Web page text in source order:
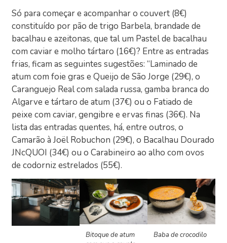
Só para começar e acompanhar o couvert (8€)
constituído por pão de trigo Barbela, brandade de
bacalhau e azeitonas, que tal um Pastel de bacalhau
com caviar e molho tártaro (16€)? Entre as entradas
frias, ficam as seguintes sugestões: “Laminado de
atum com foie gras e Queijo de São Jorge (29€), o
Caranguejo Real com salada russa, gamba branca do
Algarve e tártaro de atum (37€) ou o Fatiado de
peixe com caviar, gengibre e ervas finas (36€). Na
lista das entradas quentes, há, entre outros, o
Camarão à Joël Robuchon (29€), o Bacalhau Dourado
JNcQUOI (34€) ou o Carabineiro ao alho com ovos
de codorniz estrelados (55€).
Bitoque de atum
Baba de crocodilo